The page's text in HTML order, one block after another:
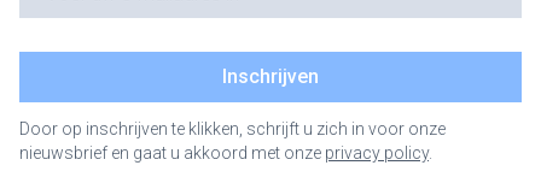
Inschrijven
Door op inschrijven te klikken, schrijft u zich in voor onze
nieuwsbrief en gaat u akkoord met onze privacy policy.